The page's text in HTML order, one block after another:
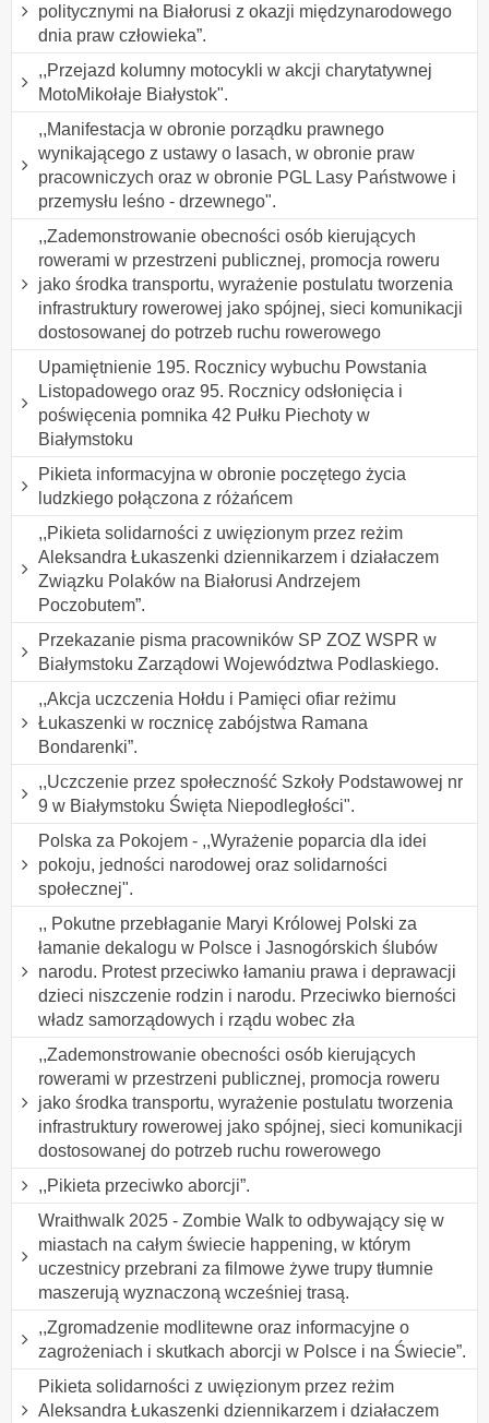
politycznymi na Białorusi z okazji międzynarodowego
dnia praw człowieka”.
,,Przejazd kolumny motocykli w akcji charytatywnej
MotoMikołaje Białystok".
,,Manifestacja w obronie porządku prawnego
wynikającego z ustawy o lasach, w obronie praw
pracowniczych oraz w obronie PGL Lasy Państwowe i
przemysłu leśno - drzewnego".
,,Zademonstrowanie obecności osób kierujących
rowerami w przestrzeni publicznej, promocja roweru
jako środka transportu, wyrażenie postulatu tworzenia
infrastruktury rowerowej jako spójnej, sieci komunikacji
dostosowanej do potrzeb ruchu rowerowego
Upamiętnienie 195. Rocznicy wybuchu Powstania
Listopadowego oraz 95. Rocznicy odsłonięcia i
poświęcenia pomnika 42 Pułku Piechoty w
Białymstoku
Pikieta informacyjna w obronie poczętego życia
ludzkiego połączona z różańcem
,,Pikieta solidarności z uwięzionym przez reżim
Aleksandra Łukaszenki dziennikarzem i działaczem
Związku Polaków na Białorusi Andrzejem
Poczobutem”.
Przekazanie pisma pracowników SP ZOZ WSPR w
Białymstoku Zarządowi Województwa Podlaskiego.
,,Akcja uczczenia Hołdu i Pamięci ofiar reżimu
Łukaszenki w rocznicę zabójstwa Ramana
Bondarenki”.
,,Uczczenie przez społeczność Szkoły Podstawowej nr
9 w Białymstoku Święta Niepodległości".
Polska za Pokojem - ,,Wyrażenie poparcia dla idei
pokoju, jedności narodowej oraz solidarności
społecznej".
,, Pokutne przebłaganie Maryi Królowej Polski za
łamanie dekalogu w Polsce i Jasnogórskich ślubów
narodu. Protest przeciwko łamaniu prawa i deprawacji
dzieci niszczenie rodzin i narodu. Przeciwko bierności
władz samorządowych i rządu wobec zła
,,Zademonstrowanie obecności osób kierujących
rowerami w przestrzeni publicznej, promocja roweru
jako środka transportu, wyrażenie postulatu tworzenia
infrastruktury rowerowej jako spójnej, sieci komunikacji
dostosowanej do potrzeb ruchu rowerowego
,,Pikieta przeciwko aborcji”.
Wraithwalk 2025 - Zombie Walk to odbywający się w
miastach na całym świecie happening, w którym
uczestnicy przebrani za filmowe żywe trupy tłumnie
maszerują wyznaczoną wcześniej trasą.
,,Zgromadzenie modlitewne oraz informacyjne o
zagrożeniach i skutkach aborcji w Polsce i na Świecie”.
Pikieta solidarności z uwięzionym przez reżim
Aleksandra Łukaszenki dziennikarzem i działaczem